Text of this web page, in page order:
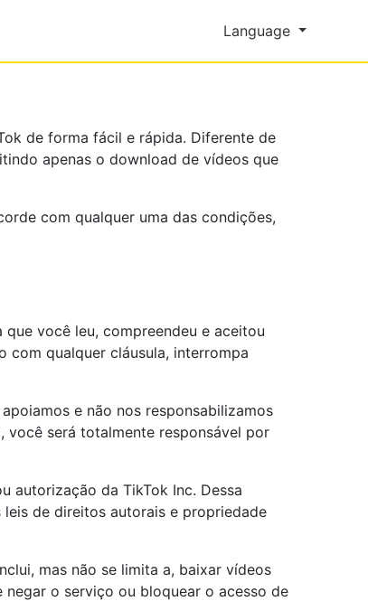
Language
de forma fácil e rápida. Diferente de
apenas o download de vídeos que
com qualquer uma das condições,
você leu, compreendeu e aceitou
com qualquer cláusula, interrompa
e não nos responsabilizamos
você será totalmente responsável por
autorização da TikTok Inc. Dessa
de direitos autorais e propriedade
mas não se limita a, baixar vídeos
o serviço ou bloquear o acesso de